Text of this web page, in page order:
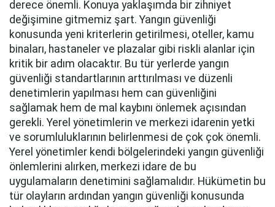
derece önemli. Konuya yaklaşımda bir zihniyet
değişimine gitmemiz şart. Yangın güvenliği
konusunda yeni kriterlerin getirilmesi, oteller, kamu
binaları, hastaneler ve plazalar gibi riskli alanlar için
kritik bir adım olacaktır. Bu tür yerlerde yangın
güvenliği standartlarının arttırılması ve düzenli
denetimlerin yapılması hem can güvenliğini
sağlamak hem de mal kaybını önlemek açısından
gerekli. Yerel yönetimlerin ve merkezi idarenin yetki
ve sorumluluklarının belirlenmesi de çok çok önemli.
Yerel yönetimler kendi bölgelerindeki yangın güvenliği
önlemlerini alırken, merkezi idare de bu
uygulamaların denetimini sağlamalıdır. Hükümetin bu
tür olayların ardından yangın güvenliği konusunda